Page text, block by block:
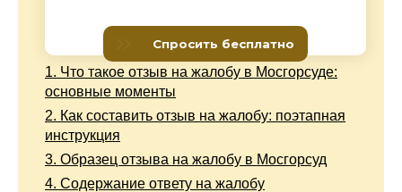
1. Что такое отзыв на жалобу в Мосгорсуде:
основные моменты
2. Как составить отзыв на жалобу: поэтапная
инструкция
3. Образец отзыва на жалобу в Мосгорсуд
4. Содержание ответу на жалобу